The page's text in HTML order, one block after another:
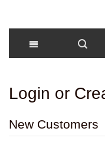
Login or
New Customers